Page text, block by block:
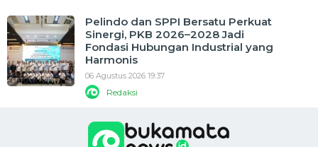
Pelindo dan SPPI Bersatu Perkuat
Sinergi, PKB 2026–2028 Jadi
Fondasi Hubungan Industrial yang
Harmonis
06 Agustus 2026 19:37
Redaksi